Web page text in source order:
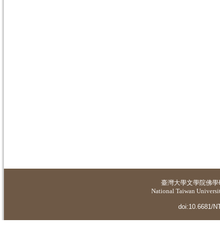
臺灣大學文學院佛
National Taiwan
doi:10.6681/